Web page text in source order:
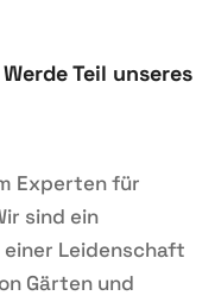
Teil unseres
Experten für
sind ein
Leidenschaft
Gärten und